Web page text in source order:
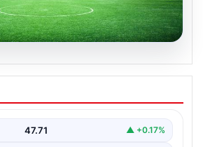
Prag – Olympique Lyon
47.71 ▲ +0.17%